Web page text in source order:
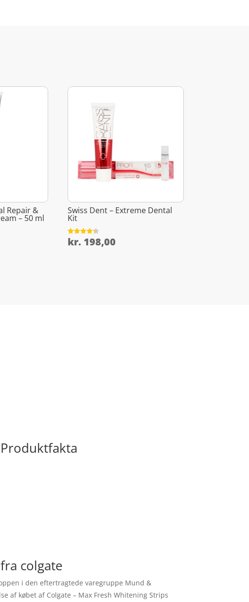
Repair &
– 50 ml
Swiss Dent – Extreme Dental
Kit
Vurderet
4.3
kr. 198,00
colgate
i den eftertragtede varegruppe Mund &
af købet af Colgate – Max Fresh Whitening Strips